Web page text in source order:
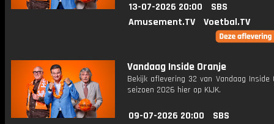
13-07-2026 20:00
SBS
Amusement.TV
Voetbal.TV
Vandaag Inside Oranje
Bekijk aflevering 32 van Vandaag Inside
seizoen 2026 hier op KIJK.
09-07-2026 20:00
SBS